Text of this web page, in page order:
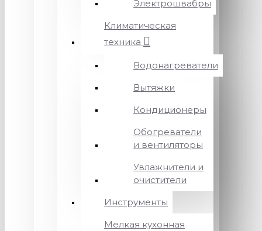
Электрошвабры
Климатическая
техника
Водонагреватели
Вытяжки
Кондиционеры
Обогреватели
и вентиляторы
Увлажнители и
очистители
Инструменты
Мелкая кухонная